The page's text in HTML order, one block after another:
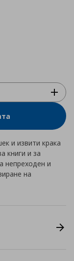
и извити крака
книги и за
непреходен и
на